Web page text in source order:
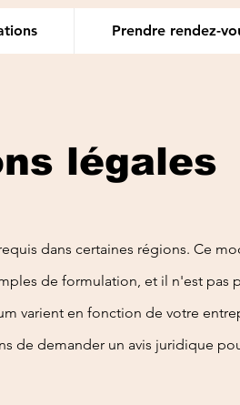
Prendre rendez-
légales
dans certaines régions. Ce
de formulation, et il n'est pas
varient en fonction de votre
de demander un avis juridique